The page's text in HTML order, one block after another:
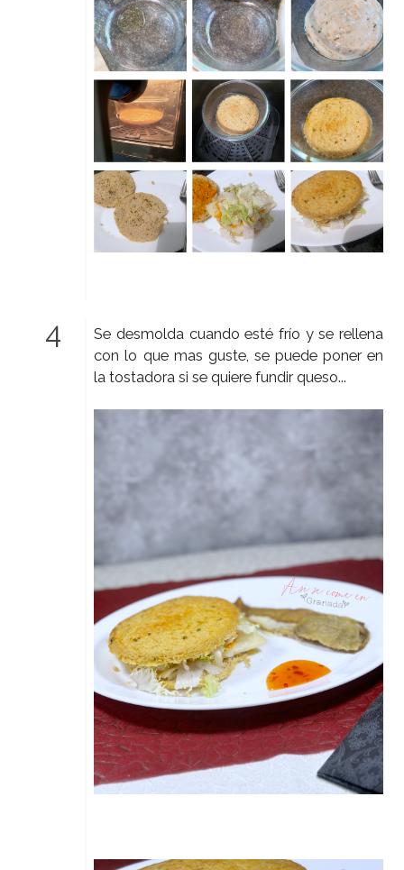
Se desmolda cuando esté frío y se rellena
con lo que mas guste, se puede poner en
la tostadora si se quiere fundir queso...